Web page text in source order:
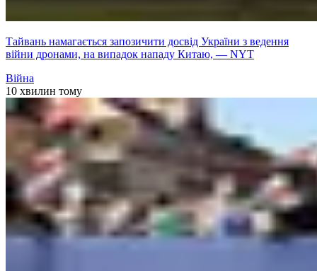
Тайвань намагається запозичити досвід України з ведення
війни дронами, на випадок нападу Китаю, — NYT
Війна
10 хвилин тому